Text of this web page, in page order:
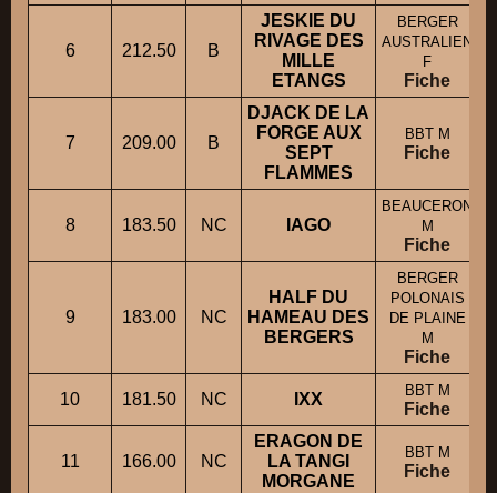
6 212.50 B
JESKIE DU
RIVAGE DES
MILLE
ETANGS
BERGER
AUSTRALIEN
F
Fiche
7 209.00 B
DJACK DE LA
FORGE AUX
SEPT
FLAMMES
BBT M
Fiche
8 183.50 NC IAGO
BEAUCERON
M
Fiche
9 183.00 NC
HALF DU
HAMEAU DES
BERGERS
BERGER
POLONAIS
DE PLAINE
M
Fiche
10 181.50 NC IXX BBT M
Fiche
11 166.00 NC
ERAGON DE
LA TANGI
MORGANE
BBT M
Fiche